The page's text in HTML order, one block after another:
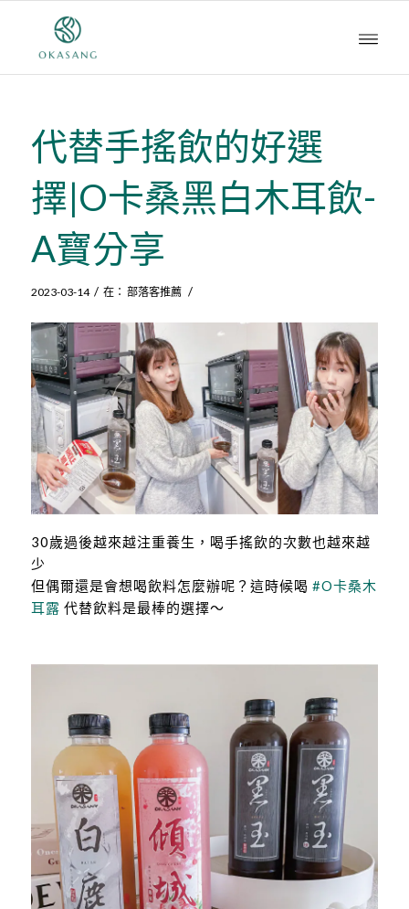
代替手搖飲的好選
擇|O卡桑黑白木耳飲-
A寶分享
2023-03-14 / 在： 部落客推薦 /
30歲過後越來越注重養生，喝手搖飲的次數也越來越
少
但偶爾還是會想喝飲料怎麼辦呢？這時候喝 #O卡桑木
耳露 代替飲料是最棒的選擇～